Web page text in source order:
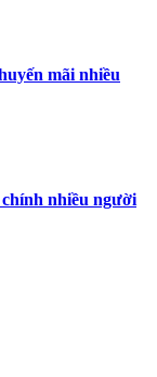
mãi nhiều
nhiều người